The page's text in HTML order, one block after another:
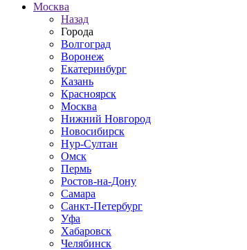
Москва
Назад
Города
Волгоград
Воронеж
Екатеринбург
Казань
Красноярск
Москва
Нижний Новгород
Новосибирск
Нур-Султан
Омск
Пермь
Ростов-на-Дону
Самара
Санкт-Петербург
Уфа
Хабаровск
Челябинск